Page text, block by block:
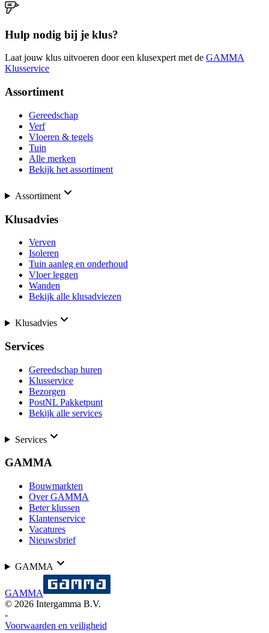
Hulp nodig bij je klus?
Laat jouw klus uitvoeren door een klusexpert met de GAMMA
Klusservice
Assortiment
Gereedschap
Verf
Vloeren & tegels
Tuin
Alle merken
Bekijk het assortiment
Assortiment
Klusadvies
Verven
Isoleren
Tuin aanleg en onderhoud
Vloer leggen
Wanden
Bekijk alle klusadviezen
Klusadvies
Services
Gereedschap huren
Klusservice
Bezorgen
PostNL Pakketpunt
Bekijk alle services
Services
GAMMA
Bouwmarkten
Over GAMMA
Beter klussen
Klantenservice
Vacatures
Nieuwsbrief
GAMMA
GAMMA
© 2026 Intergamma B.V.
-
Voorwaarden en veiligheid